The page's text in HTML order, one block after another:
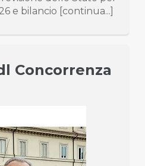
e bilancio [continua...]
Concorrenza